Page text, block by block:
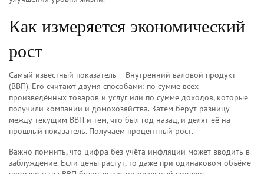
Как измеряется экономический
рост
Самый известный показатель – Внутренний валовой продукт
(ВВП). Его считают двумя способами: по сумме всех
произведённых товаров и услуг или по сумме доходов, которые
получили компании и домохозяйства. Затем берут разницу
между текущим ВВП и тем, что был год назад, и делят её на
прошлый показатель. Получаем процентный рост.
Важно помнить, что цифра без учёта инфляции может вводить в
заблуждение. Если цены растут, то даже при одинаковом объёме